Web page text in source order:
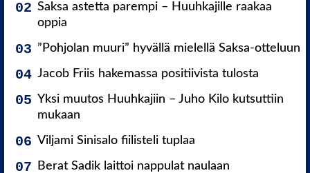
Saksa astetta parempi – Huuhkajille raakaa
oppia
”Pohjolan muuri” hyvällä mielellä Saksa-otteluun
Jacob Friis hakemassa positiivista tulosta
Yksi muutos Huuhkajiin – Juho Kilo kutsuttiin
mukaan
Viljami Sinisalo fiilisteli tuplaa
Berat Sadik laittoi nappulat naulaan